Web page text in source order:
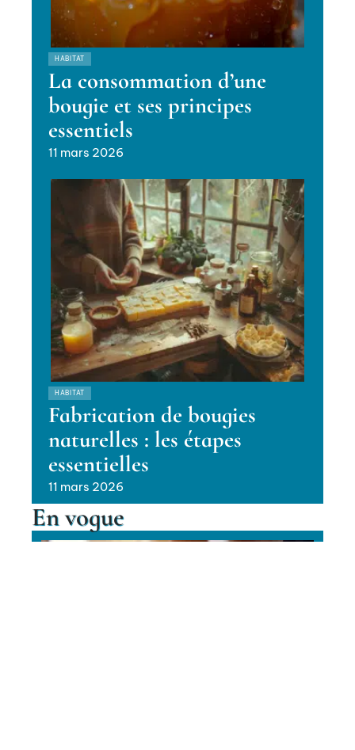
HABITAT
La consommation d’une
bougie et ses principes
essentiels
11 mars 2026
HABITAT
Fabrication de bougies
naturelles : les étapes
essentielles
11 mars 2026
En vogue